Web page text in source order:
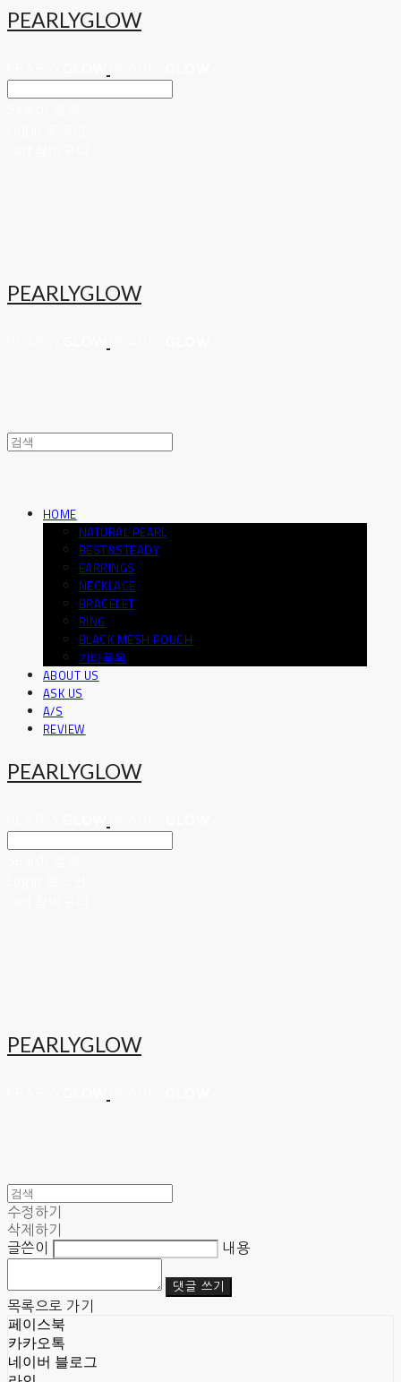
PEARLYGLOW
PEARLYGLOW
HOME
NATURAL PEARL
BEST&STEADY
EARRINGS
NECKLACE
BRACELET
RING
BLACK MESH POUCH
기타품목
ABOUT US
ASK US
A/S
REVIEW
PEARLYGLOW
PEARLYGLOW
수정하기
삭제하기
글쓴이
내용
댓글 쓰기
목록으로 가기
페이스북
카카오톡
네이버 블로그